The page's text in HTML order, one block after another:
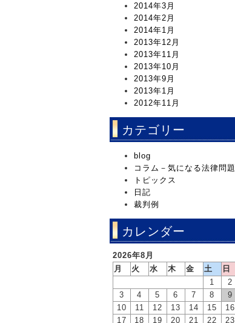
2014年3月
2014年2月
2014年1月
2013年12月
2013年11月
2013年10月
2013年9月
2013年1月
2012年11月
カテゴリー
blog
コラム－気になる法律問題
トピックス
日記
裁判例
カレンダー
2026年8月
月
火 水 木 金 土
日
1
2
3
4 5 6 7 8
9
10
11 12 13 14 15
16
17
18 19 20 21 22 23